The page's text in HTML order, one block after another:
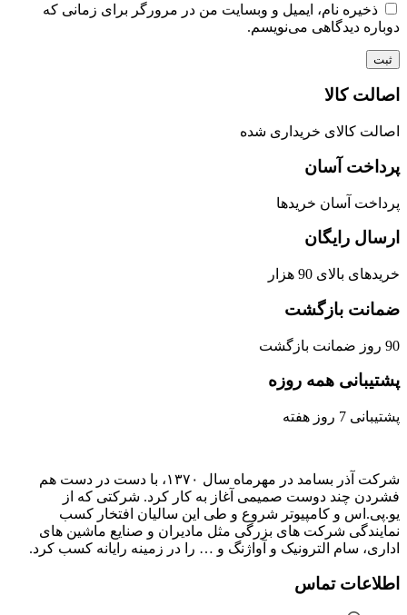
ذخیره نام، ایمیل و وبسایت من در مرورگر برای زمانی که
دوباره دیدگاهی می‌نویسم.
اصالت کالا
اصالت کالای خریداری شده
پرداخت آسان
پرداخت آسان خریدها
ارسال رایگان
خریدهای بالای 90 هزار
ضمانت بازگشت
90 روز ضمانت بازگشت
پشتیبانی همه روزه
پشتیبانی 7 روز هفته
شرکت آذر بسامد در مهرماه سال ۱۳۷۰، با دست در دست هم
فشردن ‌چند دوست صمیمی آغاز به کار کرد. شرکتی که از
یو.پی.اس و کامپیوتر شروع و طی این سالیان افتخار کسب
نمایندگی شرکت های بزرگی مثل مادیران و صنایع ماشین های
اداری، سام الترونیک و آواژنگ و … را در زمینه رایانه کسب کرد.
اطلاعات تماس